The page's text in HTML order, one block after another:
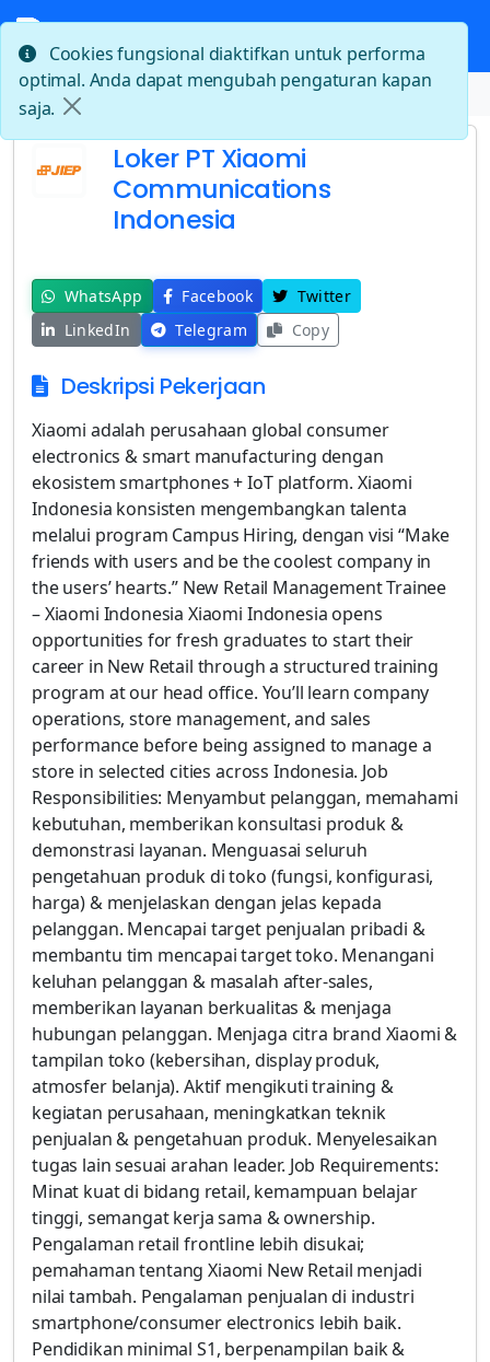
Beranda Loker PT Xiaomi Communications Indonesia
Loker PT Xiaomi
Communications
Indonesia
WhatsApp Facebook
Twitter
LinkedIn
Telegram Copy
Deskripsi Pekerjaan
Xiaomi adalah perusahaan global consumer
electronics & smart manufacturing dengan
ekosistem smartphones + IoT platform. Xiaomi
Indonesia konsisten mengembangkan talenta
melalui program Campus Hiring, dengan visi “Make
friends with users and be the coolest company in
the users’ hearts.” New Retail Management Trainee
– Xiaomi Indonesia Xiaomi Indonesia opens
opportunities for fresh graduates to start their
career in New Retail through a structured training
program at our head office. You’ll learn company
operations, store management, and sales
performance before being assigned to manage a
store in selected cities across Indonesia. Job
Responsibilities: Menyambut pelanggan, memahami
kebutuhan, memberikan konsultasi produk &
demonstrasi layanan. Menguasai seluruh
pengetahuan produk di toko (fungsi, konfigurasi,
harga) & menjelaskan dengan jelas kepada
pelanggan. Mencapai target penjualan pribadi &
membantu tim mencapai target toko. Menangani
keluhan pelanggan & masalah after-sales,
memberikan layanan berkualitas & menjaga
hubungan pelanggan. Menjaga citra brand Xiaomi &
tampilan toko (kebersihan, display produk,
atmosfer belanja). Aktif mengikuti training &
kegiatan perusahaan, meningkatkan teknik
penjualan & pengetahuan produk. Menyelesaikan
tugas lain sesuai arahan leader. Job Requirements:
Minat kuat di bidang retail, kemampuan belajar
tinggi, semangat kerja sama & ownership.
Pengalaman retail frontline lebih disukai;
pemahaman tentang Xiaomi New Retail menjadi
nilai tambah. Pengalaman penjualan di industri
smartphone/consumer electronics lebih baik.
Pendidikan minimal S1, berpenampilan baik &
Cookies fungsional diaktifkan untuk performa
optimal. Anda dapat mengubah pengaturan kapan
saja.